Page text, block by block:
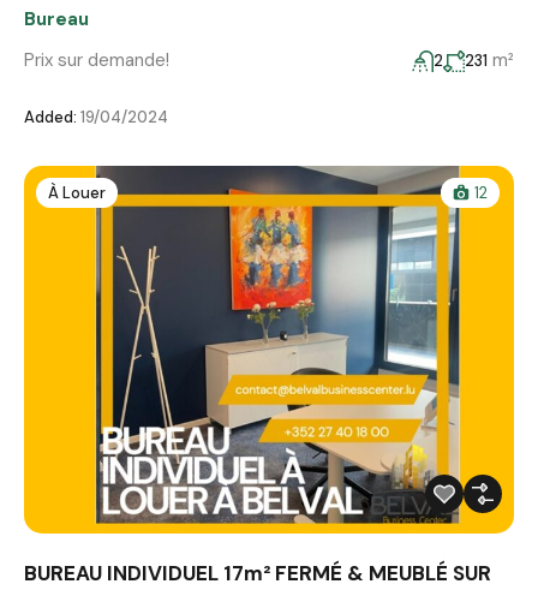
Bureau
Prix sur demande!
2 231 m²
Added: 19/04/2024
À Louer 12
BUREAU INDIVIDUEL 17m² FERMÉ & MEUBLÉ SUR